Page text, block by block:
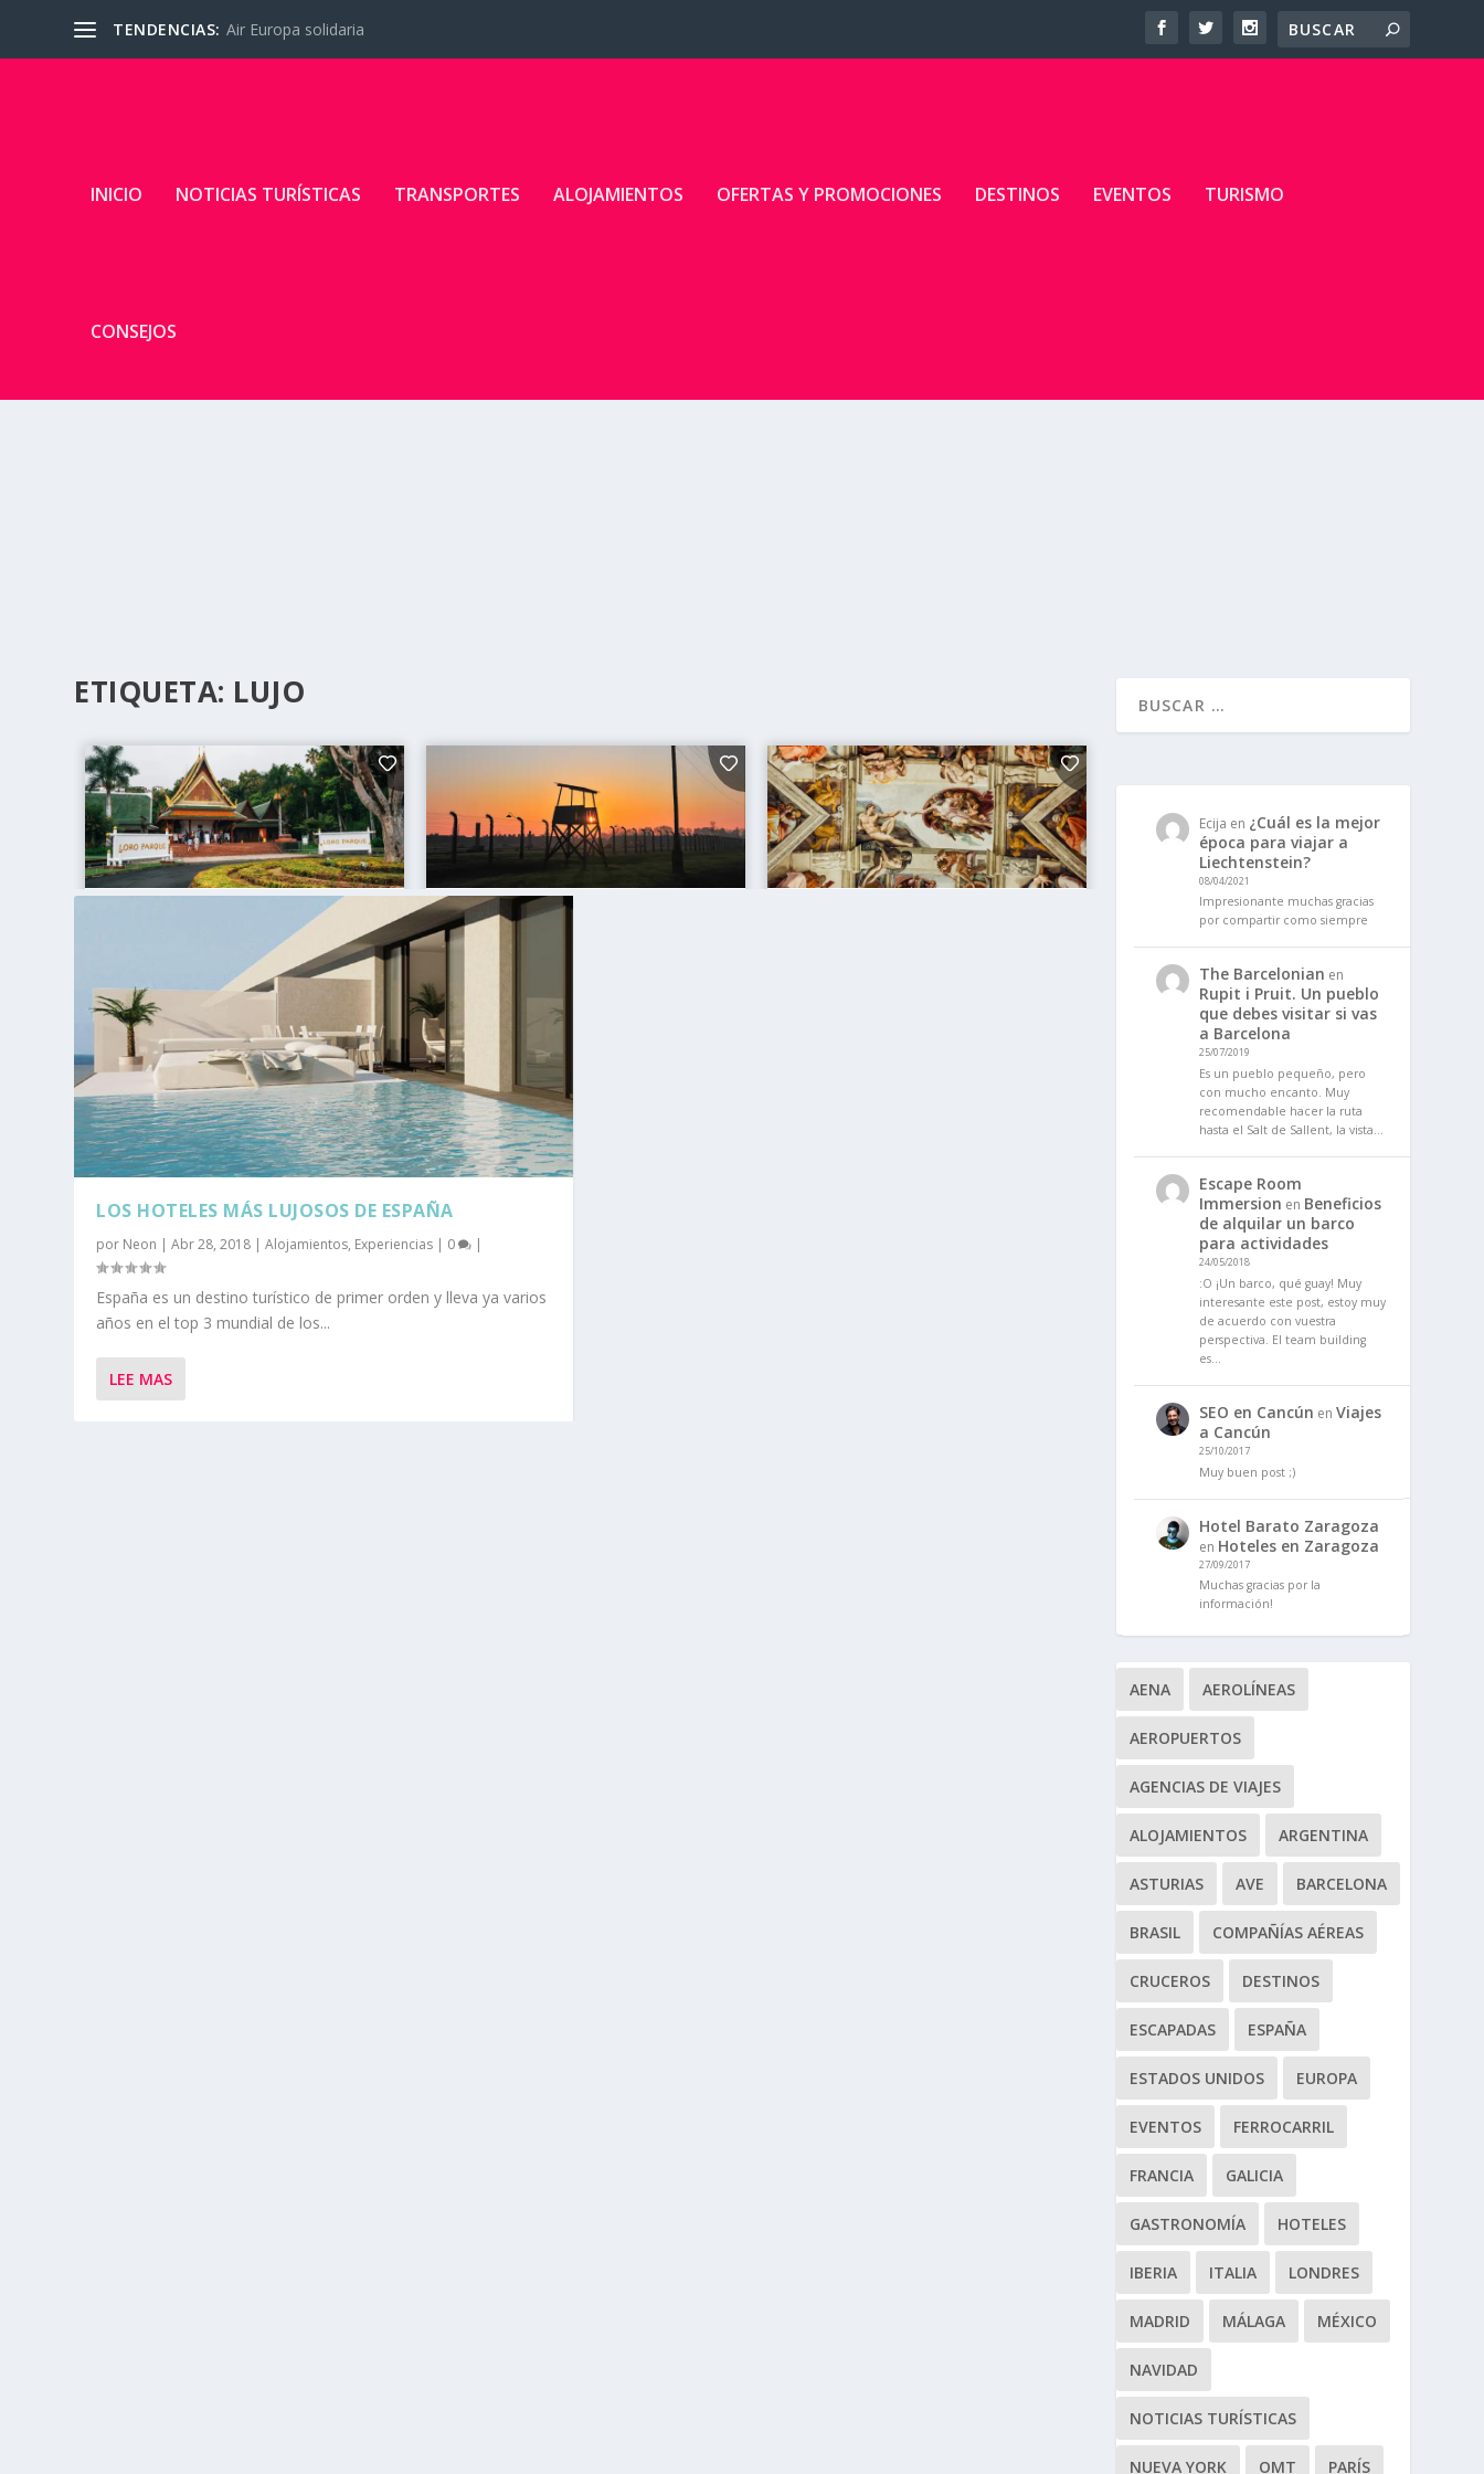
TENDENCIAS: Air Europa solidaria
INICIO NOTICIAS TURÍSTICAS TRANSPORTES ALOJAMIENTOS OFERTAS Y PROMOCIONES DESTINOS EVENTOS TURISMO
CONSEJOS
ETIQUETA: LUJO
LOS HOTELES MÁS LUJOSOS DE ESPAÑA
por Neon |Abr 28, 2018 |Alojamientos, Experiencias | 0 |
España es un destino turístico de primer orden y lleva ya varios
años en el top 3 mundial de los...
LEE MAS
Ecija en ¿Cuál es la mejor
época para viajar a
Liechtenstein?
08/04/2021
Impresionante muchas gracias
por compartir como siempre
The Barcelonian en
Rupit i Pruit. Un pueblo
que debes visitar si vas
a Barcelona
25/07/2019
Es un pueblo pequeño, pero
con mucho encanto. Muy
recomendable hacer la ruta
hasta el Salt de Sallent, la vista…
Escape Room
Immersion en Beneficios
de alquilar un barco
para actividades
24/05/2018
:O ¡Un barco, qué guay! Muy
interesante este post, estoy muy
de acuerdo con vuestra
perspectiva. El team building
es…
SEO en Cancún en Viajes
a Cancún
25/10/2017
Muy buen post ;)
Hotel Barato Zaragoza
en Hoteles en Zaragoza
27/09/2017
Muchas gracias por la
información!
AENA AEROLÍNEAS
AEROPUERTOS
AGENCIAS DE VIAJES
ALOJAMIENTOS ARGENTINA
ASTURIAS AVE BARCELONA
BRASIL COMPAÑÍAS AÉREAS
CRUCEROS DESTINOS
ESCAPADAS ESPAÑA
ESTADOS UNIDOS EUROPA
EVENTOS FERROCARRIL
FRANCIA GALICIA
GASTRONOMÍA HOTELES
IBERIA ITALIA LONDRES
MADRID MÁLAGA MÉXICO
NAVIDAD
NOTICIAS TURÍSTICAS
NUEVA YORK OMT PARÍS